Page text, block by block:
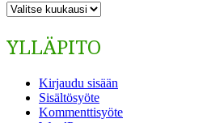
ARKISTO
YLLÄPITO
Kirjaudu sisään
Sisältösyöte
Kommenttisyöte